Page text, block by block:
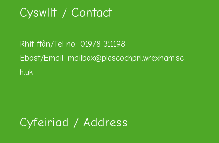
Cyswllt / Contact
Rhif ffôn/Tel no: 01978 311198
Ebost/Email: mailbox@plascochpri.wrexham.sc
h.uk
Cyfeiriad / Address